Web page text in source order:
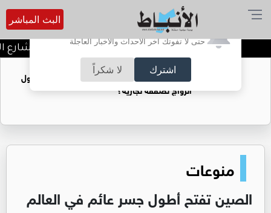
أترغب في تفعيل الإشعارات؟
حتى لا تفوتك آخر الأحداث والأخبار العاجلة
اشترك لا شكراً
البث المباشر
توقيف شبكات دعارة في شارع
فتيات يستغللنه لتحقيق مكاسب مادية.. هل تحول
الزواج لصفقة تجارية؟
منوعات
الصين تفتح أطول جسر عائم في العالم